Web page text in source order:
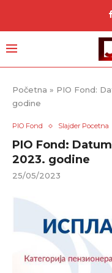
Početna » PIO Fond:
godine
PIO Fond Slajder Pocetna
PIO Fond:
2023. godine
25/05/2023